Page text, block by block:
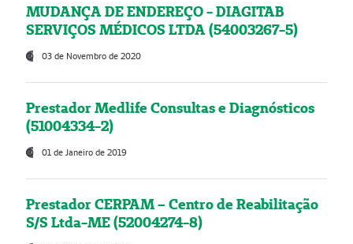
MUDANÇA DE ENDEREÇO - DIAGITAB
SERVIÇOS MÉDICOS LTDA (54003267-5)
03 de Novembro de 2020
Prestador Medlife Consultas e Diagnósticos
(51004334-2)
01 de Janeiro de 2019
Prestador CERPAM – Centro de Reabilitação
S/S Ltda-ME (52004274-8)